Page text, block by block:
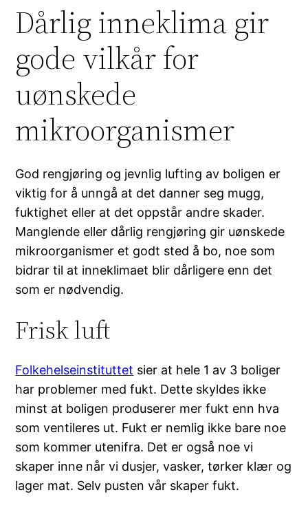
Dårlig inneklima gir
gode vilkår for
uønskede
mikroorganismer
God rengjøring og jevnlig lufting av boligen er
viktig for å unngå at det danner seg mugg,
fuktighet eller at det oppstår andre skader.
Manglende eller dårlig rengjøring gir uønskede
mikroorganismer et godt sted å bo, noe som
bidrar til at inneklimaet blir dårligere enn det
som er nødvendig.
Frisk luft
Folkehelseinstituttet sier at hele 1 av 3 boliger
har problemer med fukt. Dette skyldes ikke
minst at boligen produserer mer fukt enn hva
som ventileres ut. Fukt er nemlig ikke bare noe
som kommer utenifra. Det er også noe vi
skaper inne når vi dusjer, vasker, tørker klær og
lager mat. Selv pusten vår skaper fukt.